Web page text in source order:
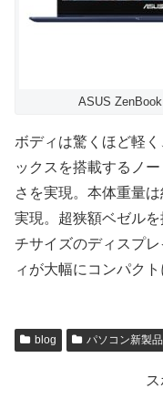
ASUS
ボディは驚くほど軽
ックスを搭載するノ
さを実現。本体重量
実現。超狭額ベゼル
チサイズのディスプ
ィが大幅にコンパクト
blog パソコン新製品